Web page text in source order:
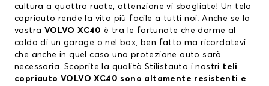
cultura a quattro ruote, attenzione vi sbagliate! Un telo
copriauto rende la vita più facile a tutti noi. Anche se la
vostra VOLVO XC40 è tra le fortunate che dorme al
caldo di un garage o nel box, ben fatto ma ricordatevi
che anche in quel caso una protezione auto sarà
necessaria. Scoprite la qualità Stilistauto i nostri teli
copriauto VOLVO XC40 sono altamente resistenti e